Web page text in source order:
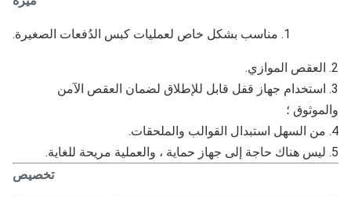
3. استخدام جهاز قفل قابل للإطلاق لضمان العقص الآمن
؛
تخصيص